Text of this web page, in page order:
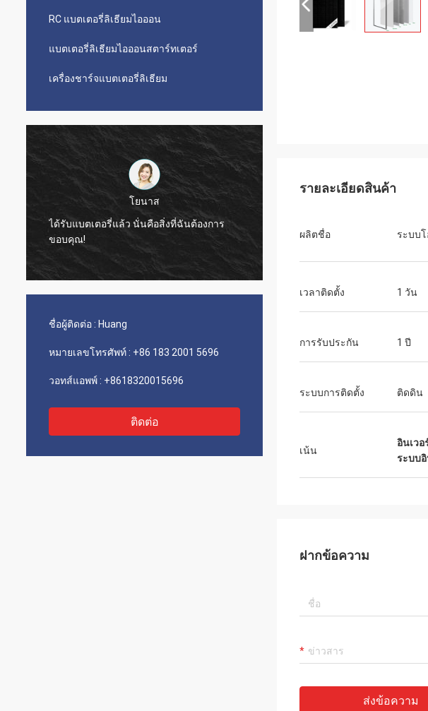
RC แบตเตอรี่ลิเธียมไอออน
แบตเตอรี่ลิเธียมไอออนสตาร์ทเตอร์
เครื่องชาร์จแบตเตอรี่ลิเธียม
ตอรี่แล้ว นั่นคือสิ่งที่ฉันต้องการ
ฟาบริซิโอ เมนดอนก้า
ผู้จัดการฝ่ายขาย อันโตนิโอ บริการดี!!!
ชื่อผู้ติดต่อ : Huang
หมายเลขโทรศัพท์ : +86 183 2001 5696
วอทส์แอพพ์ : +8618320015696
ติดต่อ
รายละเอียดสินค้า
ผลิตชื่อ ระบบ
เวลาติดตั้ง 1 วัน
การรับประกัน 1 ปี
ระบบการติดตั้ง ติดดิน
เน้น
อินเวอ
ระบบ
ฝากข้อความ
ส่งข้อความ